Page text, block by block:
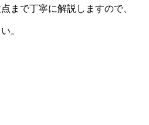
まで丁寧に解説しますので、
。